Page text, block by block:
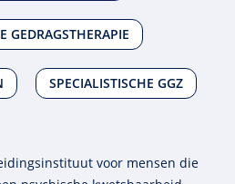
GEDRAGSTHERAPIE
SPECIALISTISCHE GGZ
voor mensen die